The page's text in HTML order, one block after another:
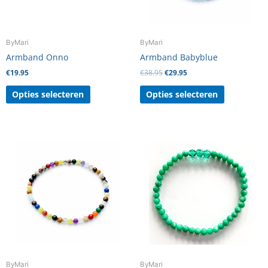
ByMari
Armband Onno
€19.95
Opties selecteren
productpagina
ByMari
Armband Babyblue
€38.95€29.95
Opties selecteren
ByMari
heeft
meerdere
variaties.
Deze
optie
ByMari